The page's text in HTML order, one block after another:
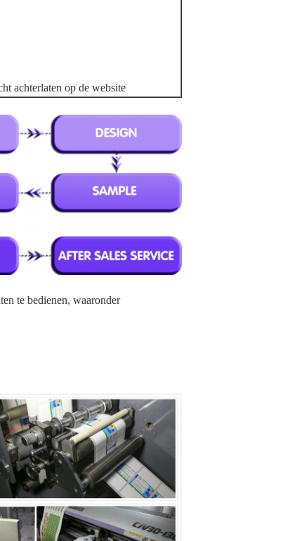
achterlaten op de website
te bedienen, waaronder